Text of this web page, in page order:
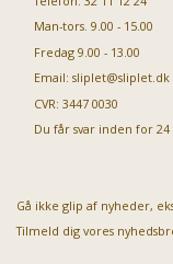
Man-tors. 9.00 - 15.00
Fredag 9.00 - 13.00
Email: sliplet@sliplet.dk
CVR: 3447 0030
Du får svar inden for
Gå ikke glip af nyheder,
Tilmeld dig vores